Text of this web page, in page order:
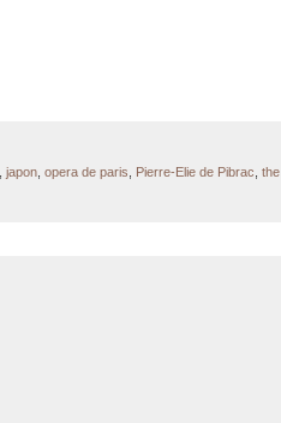
japon opera de paris Pierre-Elie de Pibrac the